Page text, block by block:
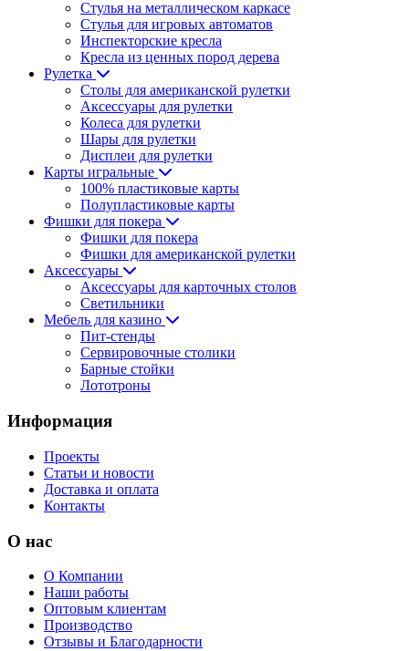
Стулья на металлическом каркасе
Стулья для игровых автоматов
Инспекторские кресла
Кресла из ценных пород дерева
Рулетка
Столы для американской рулетки
Аксессуары для рулетки
Колеса для рулетки
Шары для рулетки
Дисплеи для рулетки
Карты игральные
100% пластиковые карты
Полупластиковые карты
Фишки для покера
Фишки для покера
Фишки для американской рулетки
Аксессуары
Аксессуары для карточных столов
Светильники
Мебель для казино
Пит-стенды
Сервировочные столики
Барные стойки
Лототроны
Информация
Проекты
Статьи и новости
Доставка и оплата
Контакты
О нас
О Компании
Наши работы
Оптовым клиентам
Производство
Отзывы и Благодарности